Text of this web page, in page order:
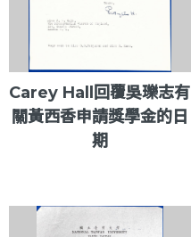
Carey Hall回覆吳瓅志有
關黃西香申請獎學金的日
期